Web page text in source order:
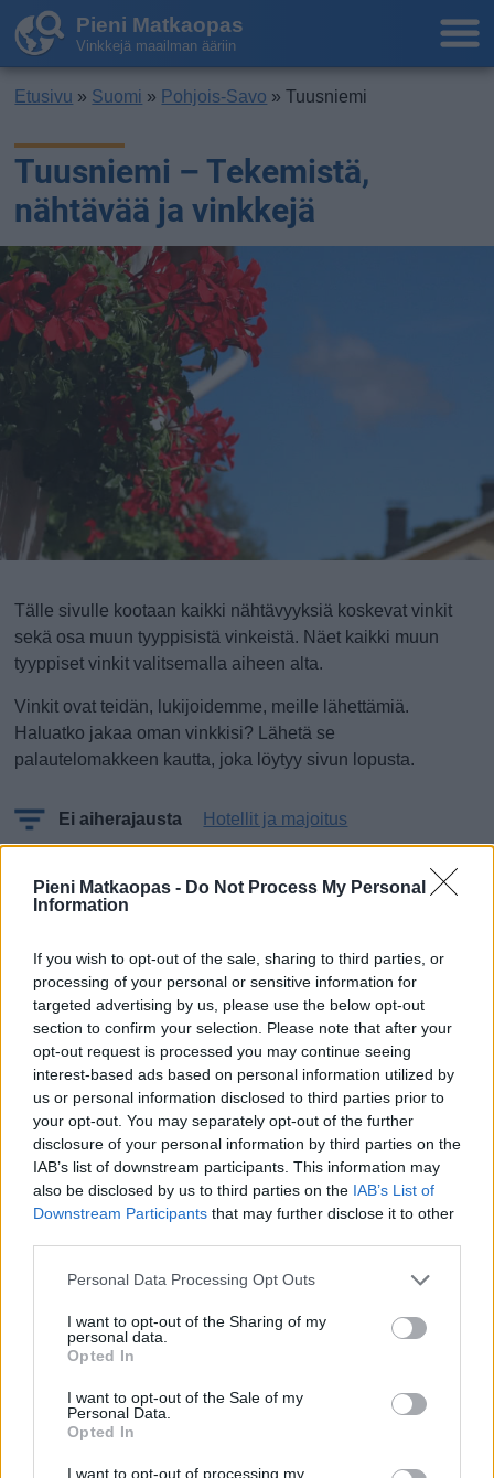
Pieni Matkaopas - Do Not Process My Personal
Information
If you wish to opt-out of the sale, sharing to third parties, or
processing of your personal or sensitive information for
targeted advertising by us, please use the below opt-out
section to confirm your selection. Please note that after your
opt-out request is processed you may continue seeing
interest-based ads based on personal information utilized by
us or personal information disclosed to third parties prior to
your opt-out. You may separately opt-out of the further
disclosure of your personal information by third parties on the
IAB’s list of downstream participants. This information may
also be disclosed by us to third parties on the IAB’s List of
Downstream Participants that may further disclose it to other
Personal Data Processing Opt Outs
I want to opt-out of the Sharing of my
personal data.
Opted In
I want to opt-out of the Sale of my
Personal Data.
Opted In
I want to opt-out of processing my
Pieni Matkaopas
Vinkkejä maailman ääriin
Etusivu » Suomi » Pohjois-Savo » Tuusniemi
Tuusniemi – Tekemistä,
nähtävää ja vinkkejä
Tälle sivulle kootaan kaikki nähtävyyksiä koskevat vinkit
sekä osa muun tyyppisistä vinkeistä. Näet kaikki muun
tyyppiset vinkit valitsemalla aiheen alta.
Vinkit ovat teidän, lukijoidemme, meille lähettämiä.
Haluatko jakaa oman vinkkisi? Lähetä se
palautelomakkeen kautta, joka löytyy sivun lopusta.
Ei aiherajausta Hotellit ja majoitus
Mitä, ei vielä vinkkejä!?
Kerro oma matkavinkkisi
Lisää oma vinkkisi nähtävyydestä, kaupasta,
ruokapaikasta, tapahtumasta, ajanvietteestä – tai mistä
tahansa kokemisen arvoisesta tällä paikkakunnalla.
Autetaan toinen toisemme maan parhaiden paikkojen
äärelle.
Vinkin otsikko (esim. paikan nimi):
Valitse seuraavista vaihtoehdoista ne, jotka sopivat